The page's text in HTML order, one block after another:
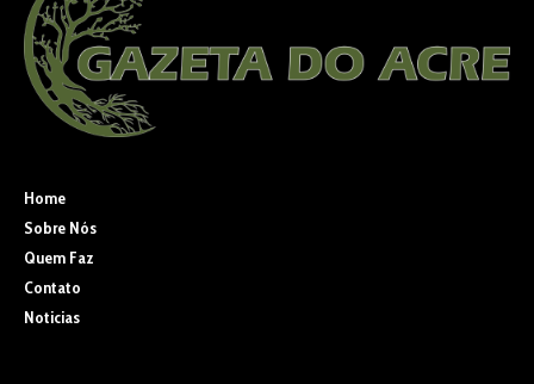
Home
Sobre Nós
Quem Faz
Contato
Noticias